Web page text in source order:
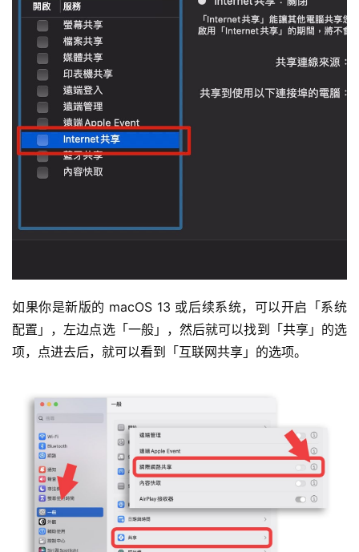
如果你是新版的 macOS 13 或后续系统，可以开启「系统
配置」，左边点选「一般」，然后就可以找到「共享」的选
项，点进去后，就可以看到「互联网共享」的选项。